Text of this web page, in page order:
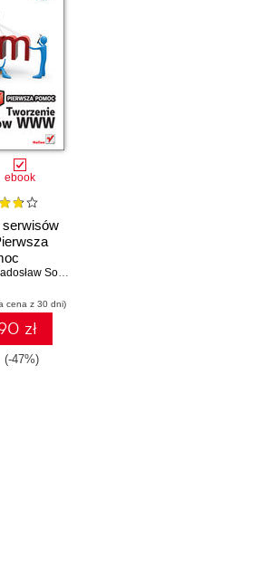
ebook
serwisów
Sokół
cena z 30 dni)
zł
(-47%)